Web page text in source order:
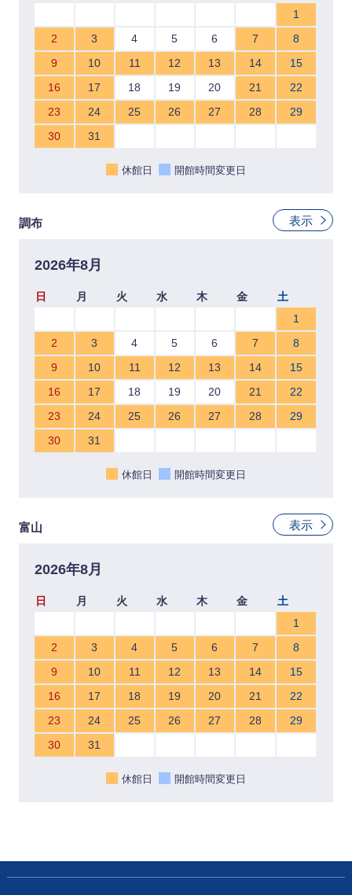
1
2
3 4 5 6 7
8
9
10 11 12 13 14
15
16
17 18 19 20 21
22
23
24 25 26 27 28
29
30
31
休館日 開館時間変更日
調布 表示
2026年8月
日 月 火 水 木 金
土
1
2
3 4 5 6 7
8
9
10 11 12 13 14
15
16
17 18 19 20 21
22
23
24 25 26 27 28
29
30
31
休館日 開館時間変更日
富山 表示
2026年8月
日 月 火 水 木 金
土
1
2
3 4 5 6 7
8
9
10 11 12 13 14
15
16
17 18 19 20 21
22
23
24 25 26 27 28
29
30
31
休館日 開館時間変更日